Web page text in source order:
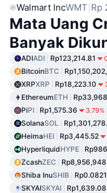
Walmart IncWMT Rp
Mata Uang
Banyak
ADIADI Rp123,214.81
BitcoinBTC
XRPXRP Rp18,223.10
EthereumETH
PiPI Rp1,575.36 3.79%
SolanaSOL
HeimaHEI Rp3,445.52
HyperliquidHYPE
ZcashZEC
Shiba InuSHIB
SKYAISKYAI Rp1,639.08